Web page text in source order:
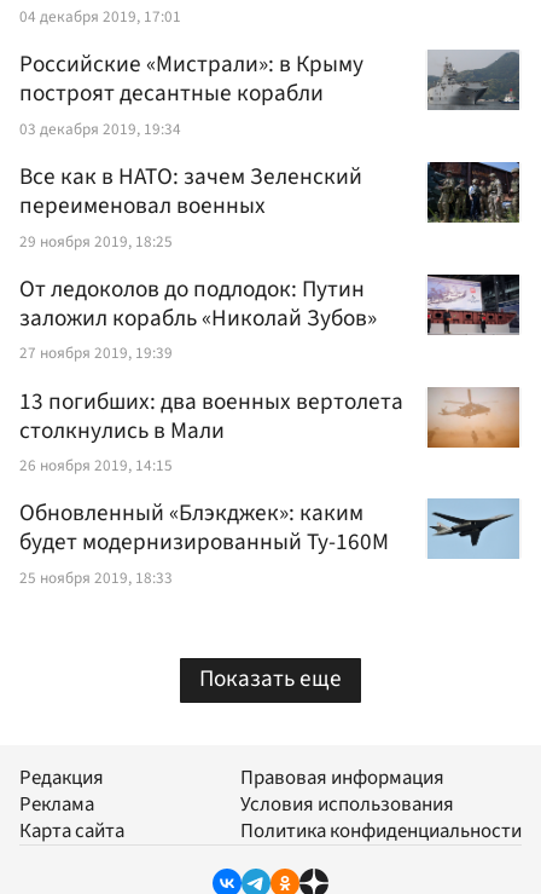
04 декабря 2019, 17:01
Российские «Мистрали»: в Крыму
построят десантные корабли
03 декабря 2019, 19:34
Все как в НАТО: зачем Зеленский
переименовал военных
29 ноября 2019, 18:25
От ледоколов до подлодок: Путин
заложил корабль «Николай Зубов»
27 ноября 2019, 19:39
13 погибших: два военных вертолета
столкнулись в Мали
26 ноября 2019, 14:15
Обновленный «Блэкджек»: каким
будет модернизированный Ту-160М
25 ноября 2019, 18:33
Показать еще
Редакция
Реклама
Карта сайта
Правовая информация
Условия использования
Политика конфиденциальности